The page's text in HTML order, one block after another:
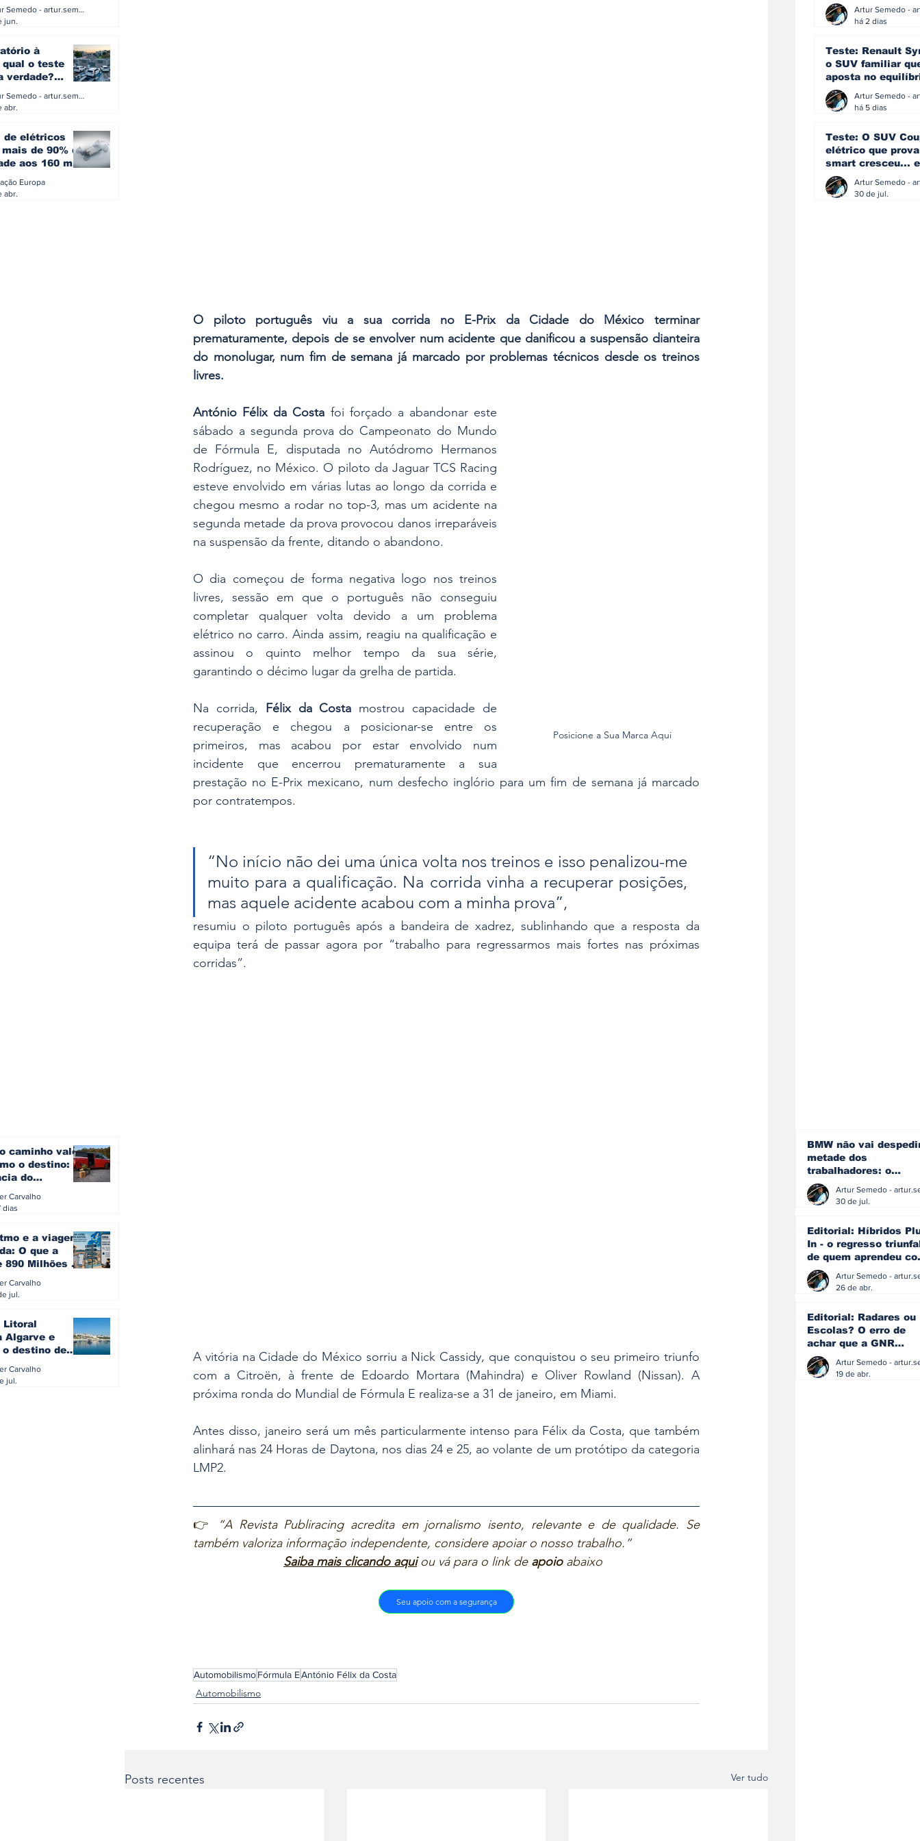
Artur Semedo - artur.semedo@publiracing.pt
jun.
à
qual o teste
verdade?
Artur Semedo - artur.semedo@publiracing.pt
abr.
de elétricos
de 90% da
aos 160 mil
Europa
abr.
O piloto português viu a sua corrida no E-Prix da Cidade do México terminar
prematuramente, depois de se envolver num acidente que danificou a suspensão dianteira
do monolugar, num fim de semana já marcado por problemas técnicos desde os treinos
livres.
Posicione a Sua Marca Aqui
António Félix da Costa foi forçado a abandonar este
sábado a segunda prova do Campeonato do Mundo
de Fórmula E, disputada no Autódromo Hermanos
Rodríguez, no México. O piloto da Jaguar TCS Racing
esteve envolvido em várias lutas ao longo da corrida e
chegou mesmo a rodar no top-3, mas um acidente na
segunda metade da prova provocou danos irreparáveis
na suspensão da frente, ditando o abandono.
O dia começou de forma negativa logo nos treinos
livres, sessão em que o português não conseguiu
completar qualquer volta devido a um problema
elétrico no carro. Ainda assim, reagiu na qualificação e
assinou o quinto melhor tempo da sua série,
garantindo o décimo lugar da grelha de partida.
Na corrida, Félix da Costa mostrou capacidade de
recuperação e chegou a posicionar-se entre os
primeiros, mas acabou por estar envolvido num
incidente que encerrou prematuramente a sua
prestação no E-Prix mexicano, num desfecho inglório para um fim de semana já marcado
por contratempos.
“No início não dei uma única volta nos treinos e isso penalizou-me
muito para a qualificação. Na corrida vinha a recuperar posições,
mas aquele acidente acabou com a minha prova”,
resumiu o piloto português após a bandeira de xadrez, sublinhando que a resposta da
equipa terá de passar agora por “trabalho para regressarmos mais fortes nas próximas
corridas”.
A vitória na Cidade do México sorriu a Nick Cassidy, que conquistou o seu primeiro triunfo
com a Citroën, à frente de Edoardo Mortara (Mahindra) e Oliver Rowland (Nissan). A
próxima ronda do Mundial de Fórmula E realiza-se a 31 de janeiro, em Miami.
Antes disso, janeiro será um mês particularmente intenso para Félix da Costa, que também
alinhará nas 24 Horas de Daytona, nos dias 24 e 25, ao volante de um protótipo da categoria
LMP2.
👉
“A Revista Publiracing acredita em jornalismo isento, relevante e de qualidade. Se
também valoriza informação independente, considere apoiar o nosso trabalho.”
Saiba mais clicando aqui ou vá para o link de apoio abaixo
Seu apoio com a segurança
AutomobilismoFórmula EAntónio Félix da Costa
Automobilismo
Posts recentes Ver tudo
caminho vale
o destino: a
do
europeu
Carvalho
dias
e a viagem
O que a
890 Milhões à
do turista na
Carvalho
jul.
Litoral
Algarve e
o destino de
Carvalho
jul.
eficiência e
simplicidade
há 2 dias
Teste: Renault
o SUV familiar
aposta no
ainda acredita na
manualhá 5 dias
Teste: O SUV
elétrico que
smart cresceu... e
amadureceu
30 de jul.
BMW não vai
metade dos
trabalhadores: o
problema é o
que muitos decidiram
30 de jul.
Editorial: Híbridos
In - o regresso
de quem aprendeu
os erros do passado
26 de abr.
Editorial: Radares ou
Escolas? O erro de
achar que a GNR
resolve o que a
educação falhou
19 de abr.